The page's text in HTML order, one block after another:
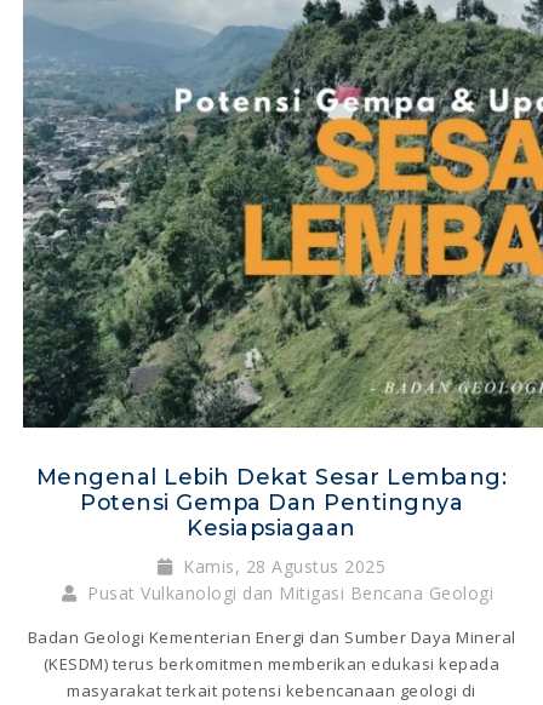
Mengenal Lebih Dekat Sesar Lembang:
Potensi Gempa Dan Pentingnya
Kesiapsiagaan
Kamis, 28 Agustus 2025
Pusat Vulkanologi dan Mitigasi Bencana Geologi
Badan Geologi Kementerian Energi dan Sumber Daya Mineral
(KESDM) terus berkomitmen memberikan edukasi kepada
masyarakat terkait potensi kebencanaan geologi di